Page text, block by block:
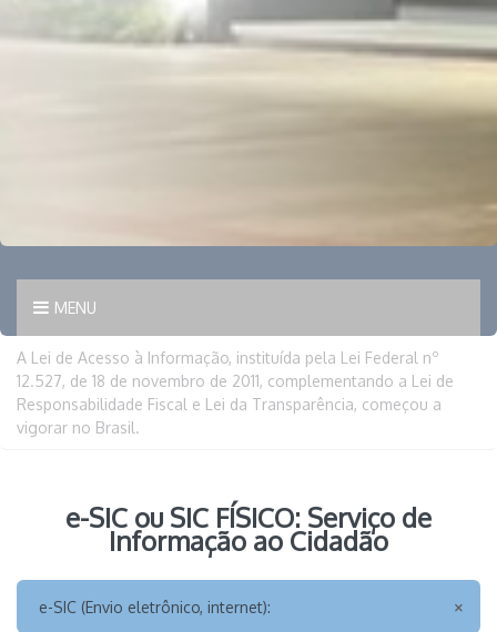
MENU
A Lei de Acesso à Informação, instituída pela Lei Federal nº
12.527, de 18 de novembro de 2011, complementando a Lei de
Responsabilidade Fiscal e Lei da Transparência, começou a
vigorar no Brasil.
e-SIC ou SIC FÍSICO: Serviço de
Informação ao Cidadão
e-SIC (Envio eletrônico, internet):